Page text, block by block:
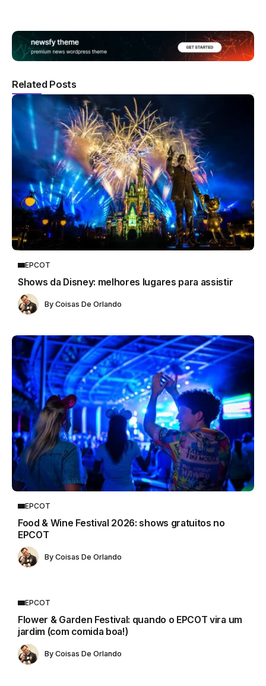
Related Posts
EPCOT
Shows da Disney: melhores lugares para assistir
By Coisas De Orlando
EPCOT
Food & Wine Festival 2026: shows gratuitos no
EPCOT
By Coisas De Orlando
EPCOT
Flower & Garden Festival: quando o EPCOT vira um
jardim (com comida boa!)
By Coisas De Orlando